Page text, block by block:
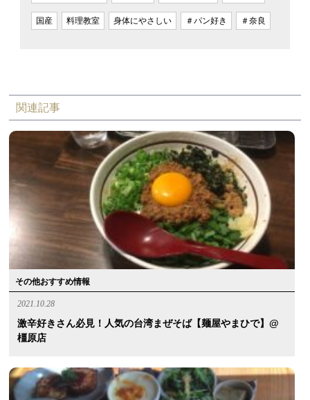
国産 料理教室 身体にやさしい ＃パン好き ＃奈良
関連記事
その他おすすめ情報
2021.10.28
激辛好きさん必見！人気の台湾まぜそば【麺屋やまひで】@
橿原店